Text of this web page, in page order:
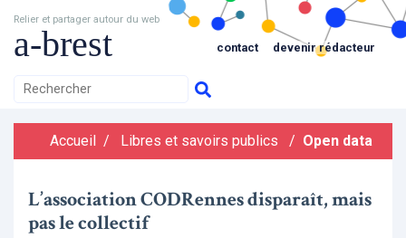
Relier et partager autour du web
a-brest contact devenir rédacteur
Accueil / Libres et savoirs publics / Open data
L’association CODRennes disparaît, mais
pas le collectif